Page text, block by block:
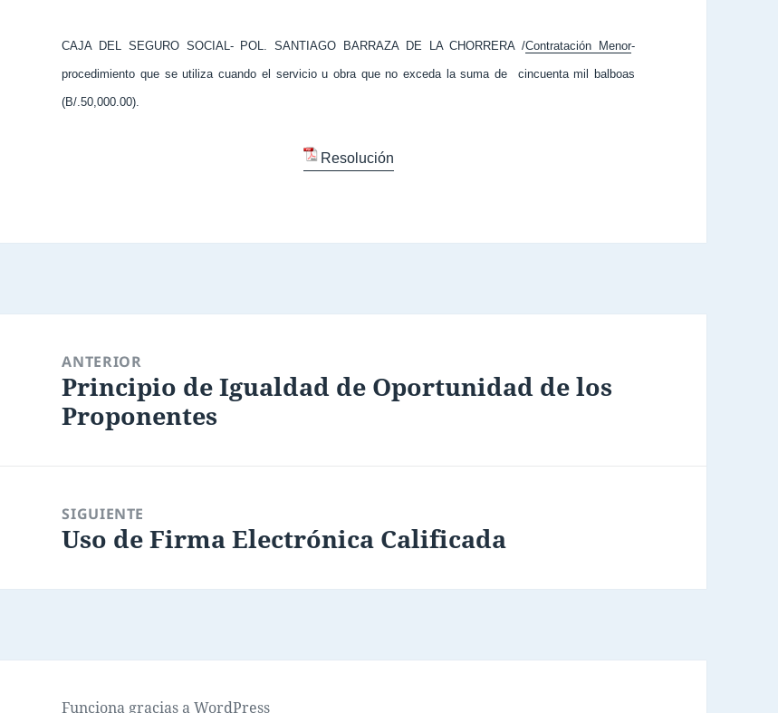
CAJA DEL SEGURO SOCIAL- POL. SANTIAGO BARRAZA DE LA CHORRERA /Contratación Menor-
procedimiento que se utiliza cuando el servicio u obra que no exceda la suma de cincuenta mil balboas
(B/.50,000.00).
Resolución
entradas
ANTERIOR
Entrada
anterior:
Principio de Igualdad de Oportunidad de los
Proponentes
SIGUIENTE
Entrada
Uso de Firma Electrónica Calificada
Funciona gracias a WordPress